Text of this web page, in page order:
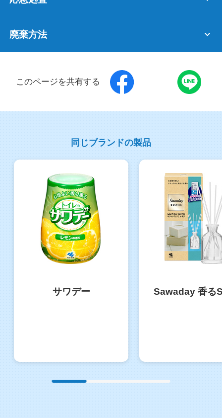
廃棄方法
このページを共有する
同じブランドの製品
サワデー Sawaday 香る